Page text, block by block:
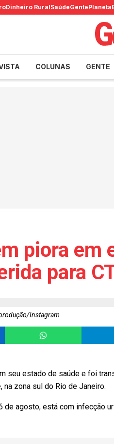
Dinheiro RuralSaúdeGentePlaneta
COLUNAS GENTE
piora em
para
Instagram
seu estado de saúde e foi
na zona sul do Rio de Janeiro.
de agosto, está com infecção